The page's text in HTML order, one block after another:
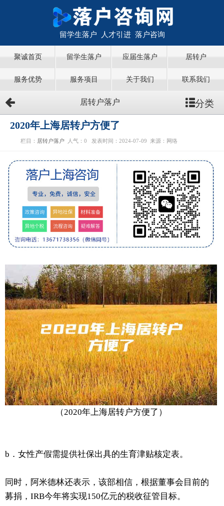
留学生落户 人才引进 落户咨询
聚诚首页 留学生落户 应届生落户 居转户
服务优势 服务项目 关于我们 联系我们
居转户落户 分类
2020年上海居转户方便了
栏目： 居转户落户 人气： 0 发表时间：2024-07-09 来源：网络
（2020年上海居转户方便了）
b．女性产假需提供社保出具的生育津贴核定表。
同时，阿米德林还表示，该部相信，根据董事会目前的
募捐，IRB今年将实现150亿元的税收征管目标。